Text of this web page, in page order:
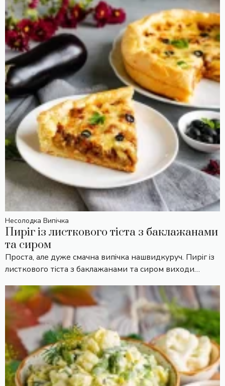
Несолодка Випічка
Пиріг із листкового тіста з баклажанами
та сиром
Проста, але дуже смачна випічка нашвидкуруч. Пиріг із
листкового тіста з баклажанами та сиром виходи…